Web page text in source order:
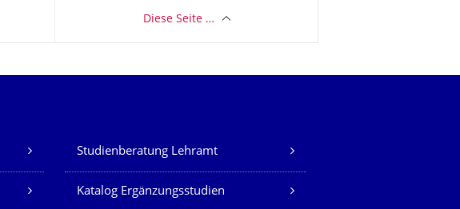
Diese Seite …
Studienberatung Lehramt
Katalog Ergänzungsstudien